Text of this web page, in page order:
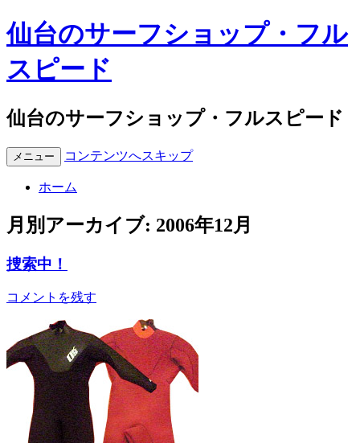
仙台のサーフショップ・フル
スピード
仙台のサーフショップ・フルスピード
メニュー コンテンツへスキップ
ホーム
月別アーカイブ: 2006年12月
捜索中！
コメントを残す